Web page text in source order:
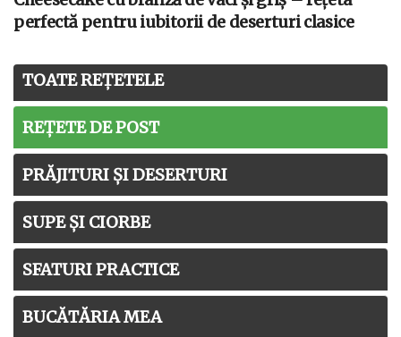
perfectă pentru iubitorii de deserturi clasice
TOATE REȚETELE
REȚETE DE POST
PRĂJITURI ȘI DESERTURI
SUPE ȘI CIORBE
SFATURI PRACTICE
BUCĂTĂRIA MEA